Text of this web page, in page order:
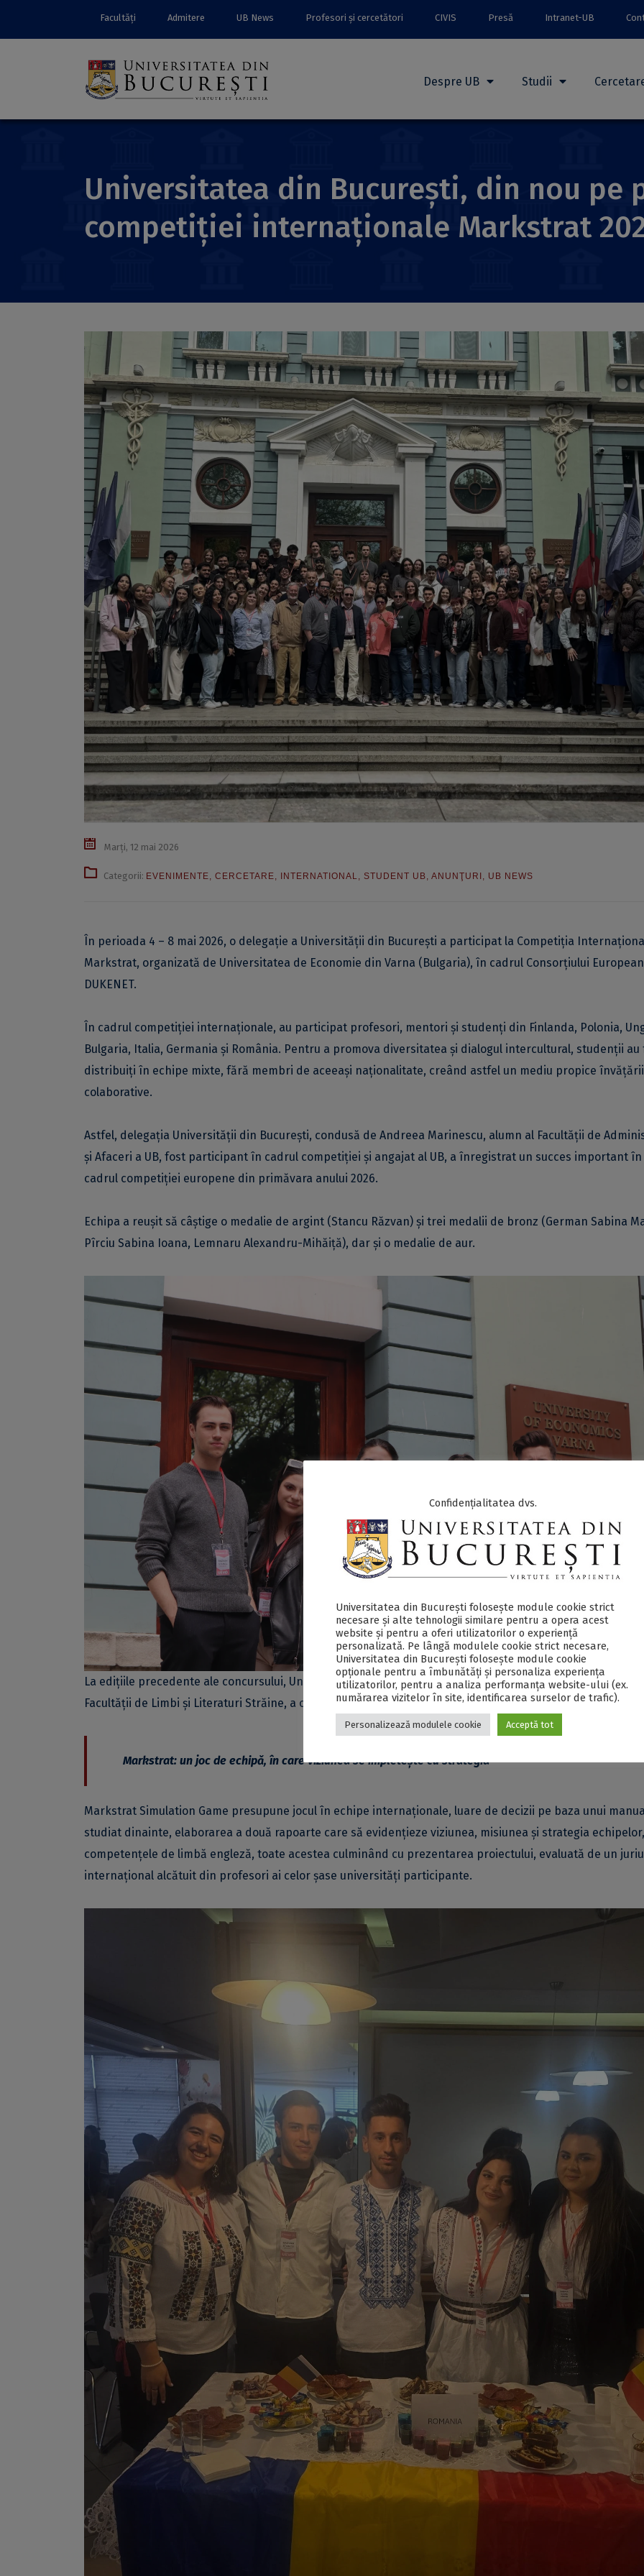
Facultăți Admitere UB News Profesori și cercetători CIVIS Presă Intranet-UB
Despre UB Studii
Universitatea din București, din nou pe
competiției internaționale Markstrat
Marți, 12 mai 2026
Categorii: EVENIMENTE CERCETARE INTERNATIONAL STUDENT UB ANUNŢURI UB NEWS
În perioada 4 – 8 mai 2026, o delegație a Universității din București a participat la Competiția
Markstrat, organizată de Universitatea de Economie din Varna (Bulgaria), în cadrul Consorțiului European
DUKENET.
În cadrul competiției internaționale, au participat profesori, mentori și studenți din Finlanda, Polonia,
Bulgaria, Italia, Germania și România. Pentru a promova diversitatea și dialogul intercultural, studenții au
distribuiți în echipe mixte, fără membri de aceeași naționalitate, creând astfel un mediu propice învățării
colaborative.
Astfel, delegația Universității din București, condusă de Andreea Marinescu, alumn al Facultății de
și Afaceri a UB, fost participant în cadrul competiției și angajat al UB, a înregistrat un succes important în
cadrul competiției europene din primăvara anului 2026.
Echipa a reușit să câștige o medalie de argint (Stancu Răzvan) și trei medalii de bronz (German Sabina
Pîrciu Sabina Ioana, Lemnaru Alexandru-Mihăiță), dar și o medalie de aur.
La edițiile precedente ale concursului, Universitatea din București, reprezentată de studenți ai FAA și ai
Facultății de Limbi și Literaturi Străine, a ocupat în repetate rânduri podiumul competiției europene
Markstrat: un joc de echipă, în care viziunea se împletește cu strategia
Markstrat Simulation Game presupune jocul în echipe internaţionale, luare de decizii pe baza unui
studiat dinainte, elaborarea a două rapoarte care să evidenţieze viziunea, misiunea şi strategia echipelor,
competenţele de limbă engleză, toate acestea culminând cu prezentarea proiectului, evaluată de un juriu
internațional alcătuit din profesori ai celor şase universităţi participante.
Confidențialitatea dvs.
Universitatea din București folosește module cookie strict
necesare și alte tehnologii similare pentru a opera acest
website și pentru a oferi utilizatorilor o experiență
personalizată. Pe lângă modulele cookie strict necesare,
Universitatea din București folosește module cookie
opționale pentru a îmbunătăți și personaliza experiența
utilizatorilor, pentru a analiza performanța website-ului (ex.
numărarea vizitelor în site, identificarea surselor de trafic).
Personalizează modulele cookie Acceptă tot